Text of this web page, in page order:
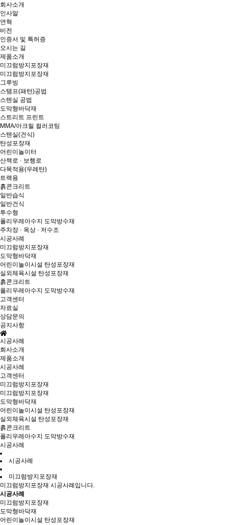
회사소개
인사말
연혁
비전
인증서 및 특허증
오시는 길
제품소개
미끄럼방지포장재
미끄럼방지포장재
그루빙
스탬프(패턴)공법
스텐실 공법
도막형바닥재
스트리트 프린트
MMA/아크릴 컬러코팅
스텐실(건식)
탄성포장재
어린이놀이터
산책로 · 보행로
다목적용(우레탄)
트랙용
흙콘크리트
일반습식
일반건식
투수형
폴리우레아수지 도막방수재
주차장 · 옥상 · 저수조
시공사례
미끄럼방지포장재
도막형바닥재
어린이놀이시설 탄성포장재
실외체육시설 탄성포장재
흙콘크리트
폴리우레아수지 도막방수재
고객센터
자료실
상담문의
공지사항
시공사례
회사소개
제품소개
시공사례
고객센터
미끄럼방지포장재
미끄럼방지포장재
도막형바닥재
어린이놀이시설 탄성포장재
실외체육시설 탄성포장재
흙콘크리트
폴리우레아수지 도막방수재
시공사례
시공사례
미끄럼방지포장재
미끄럼방지포장재 시공사례입니다.
시공사례
미끄럼방지포장재
도막형바닥재
어린이놀이시설 탄성포장재